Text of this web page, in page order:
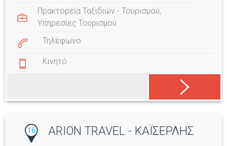
Πρακτορεία Ταξιδιών - Τουρισμού,
Υπηρεσίες Τουρισμού
Τηλέφωνο
Κινητό
16
ARION TRAVEL - ΚΑΪΣΕΡΛΗΣ